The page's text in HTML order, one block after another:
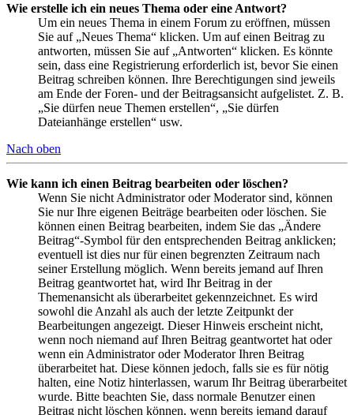
Wie erstelle ich ein neues Thema oder eine Antwort?
Um ein neues Thema in einem Forum zu eröffnen, müssen
Sie auf „Neues Thema“ klicken. Um auf einen Beitrag zu
antworten, müssen Sie auf „Antworten“ klicken. Es könnte
sein, dass eine Registrierung erforderlich ist, bevor Sie einen
Beitrag schreiben können. Ihre Berechtigungen sind jeweils
am Ende der Foren- und der Beitragsansicht aufgelistet. Z. B.
„Sie dürfen neue Themen erstellen“, „Sie dürfen
Dateianhänge erstellen“ usw.
Nach oben
Wie kann ich einen Beitrag bearbeiten oder löschen?
Wenn Sie nicht Administrator oder Moderator sind, können
Sie nur Ihre eigenen Beiträge bearbeiten oder löschen. Sie
können einen Beitrag bearbeiten, indem Sie das „Ändere
Beitrag“-Symbol für den entsprechenden Beitrag anklicken;
eventuell ist dies nur für einen begrenzten Zeitraum nach
seiner Erstellung möglich. Wenn bereits jemand auf Ihren
Beitrag geantwortet hat, wird Ihr Beitrag in der
Themenansicht als überarbeitet gekennzeichnet. Es wird
sowohl die Anzahl als auch der letzte Zeitpunkt der
Bearbeitungen angezeigt. Dieser Hinweis erscheint nicht,
wenn noch niemand auf Ihren Beitrag geantwortet hat oder
wenn ein Administrator oder Moderator Ihren Beitrag
überarbeitet hat. Diese können jedoch, falls sie es für nötig
halten, eine Notiz hinterlassen, warum Ihr Beitrag überarbeitet
wurde. Bitte beachten Sie, dass normale Benutzer einen
Beitrag nicht löschen können, wenn bereits jemand darauf